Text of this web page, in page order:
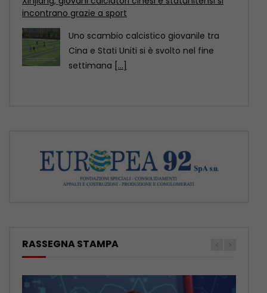
Motori Magazine – 9/8/2026
ROMA (ITALPRESS) – In questa edizione:
– Nuova Mercedes GLA, ancora più
elettrica e tecnologica
RASSEGNA STAMPA